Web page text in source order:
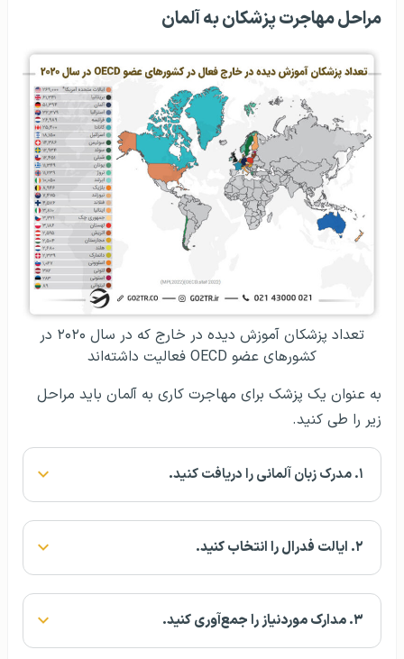
مراحل مهاجرت پزشکان به آلمان
تعداد پزشکان آموزش دیده در خارج که در سال ۲۰۲۰ در
کشورهای عضو OECD فعالیت داشته‌اند
به عنوان یک پزشک برای مهاجرت کاری به آلمان باید مراحل
زیر را طی کنید.
۱. مدرک زبان آلمانی را دریافت کنید .